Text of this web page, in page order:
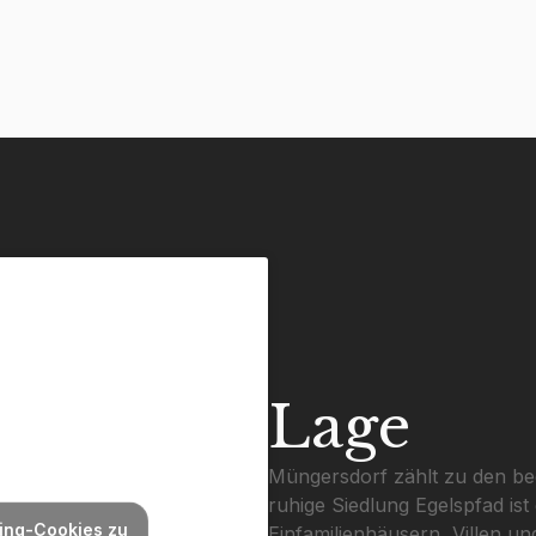
Cookies zu
Lage
Müngersdorf zählt zu den
ruhige Siedlung Egelspfad